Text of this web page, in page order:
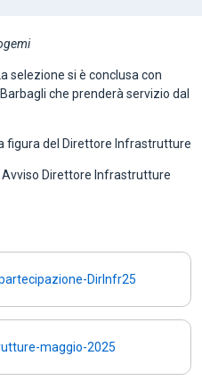
selezione si è conclusa con
che prenderà servizio dal
figura del Direttore Infrastrutture
Avviso Direttore Infrastrutture
DirInfr25
maggio-2025